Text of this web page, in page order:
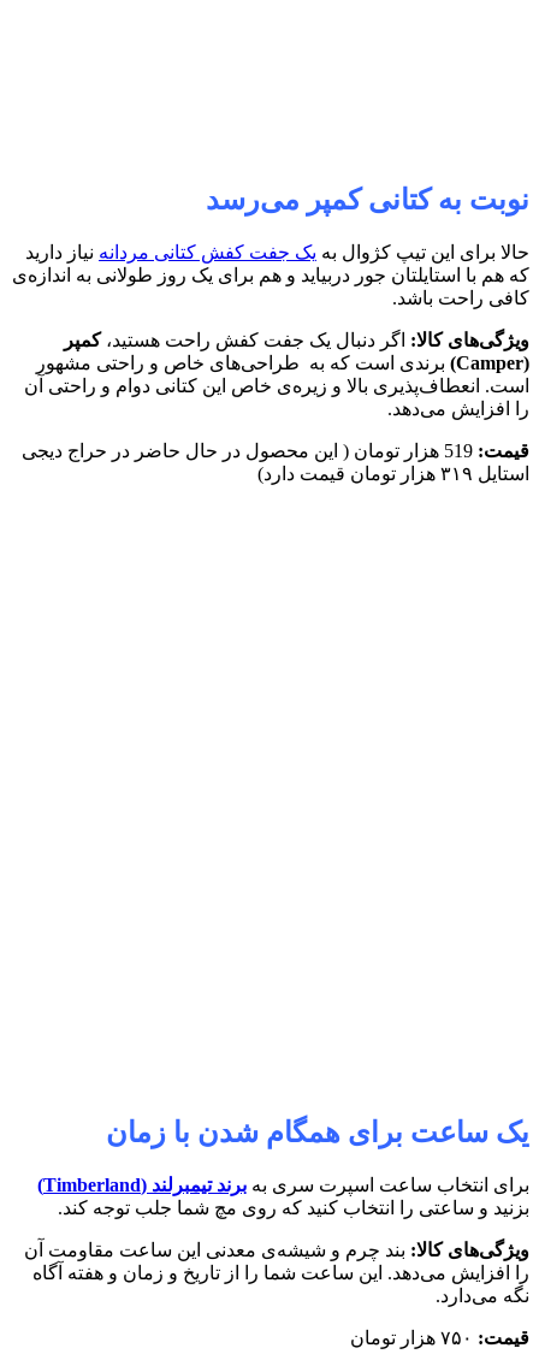
نوبت به کتانی کمپر می‌رسد
حالا برای این تیپ کژوال به یک جفت کفش کتانی مردانه نیاز دارید
که هم با استایلتان جور دربیاید و هم برای یک روز طولانی به اندازه‌ی
کافی راحت باشد.
ویژگی‌های کالا: اگر دنبال یک جفت کفش راحت هستید،کمپر
(
Camper
) برندی است که به طراحی‌های خاص و راحتی مشهور
است. انعطاف‌پذیری بالا و زیره‌ی خاص این کتانی دوام و راحتی آن
را افزایش می‌دهد.
قیمت:
519 هزار تومان ( این محصول در حال حاضر در حراج دیجی
استایل ۳۱۹ هزار تومان قیمت دارد)
یک ساعت برای همگام شدن با زمان
برای انتخاب ساعت اسپرت سری به برند تیمبرلند (Timberland
)
بزنید و ساعتی را انتخاب کنید که روی مچ شما جلب توجه کند.
ویژگی‌های کالا: بند چرم و شیشه‌ی معدنی این ساعت مقاومت آن
را افزایش می‌دهد. این ساعت شما را از تاریخ و زمان و هفته آگاه
نگه می‌دارد.
قیمت: ۷۵۰ هزار تومان